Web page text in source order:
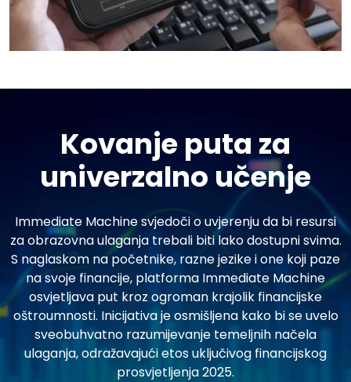
Kovanje puta za
univerzalno učenje
Immediate Machine svjedoči o uvjerenju da bi resursi
za obrazovna ulaganja trebali biti lako dostupni svima.
S naglaskom na početnike, razne jezike i one koji paze
na svoje financije, platforma Immediate Machine
osvjetljava put kroz ogroman krajolik financijske
oštroumnosti. Inicijativa je osmišljena kako bi se uvelo
sveobuhvatno razumijevanje temeljnih načela
ulaganja, odražavajući etos uključivog financijskog
prosvjetljenja 2025.